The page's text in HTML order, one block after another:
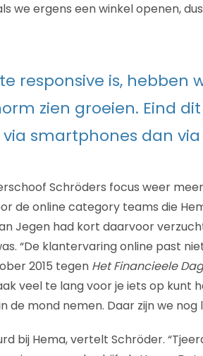
we ergens een winkel openen,
responsive is,
zien groeien. Eind
smartphones dan via
Schröders focus weer
de online category teams die
Jegen had kort daarvoor
“De klantervaring online past
2015 tegen Het Financieele
veel te lang voor je iets op kunt
de mond nemen. Daar zijn we nog
bij Hema, vertelt Schröder.